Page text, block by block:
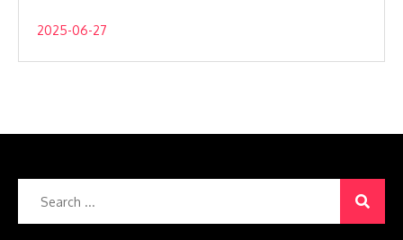
2025-06-27